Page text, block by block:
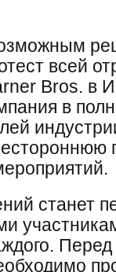
всей
Bros. в
в
станет